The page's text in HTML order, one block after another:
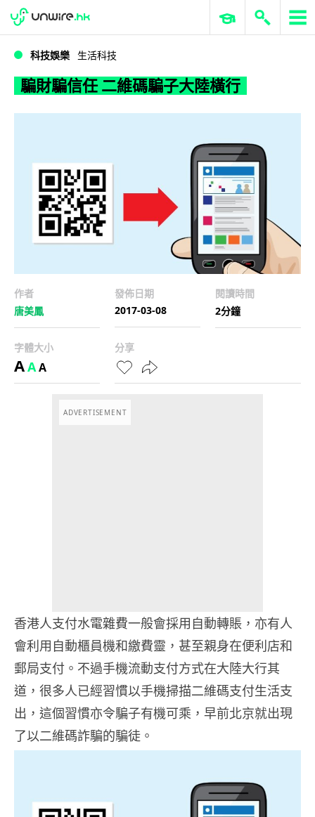
騙財騙信任 二維碼騙子大陸橫行
WWDC 2026 ERP 與商業 AI
科技娛樂 生活科技
騙財騙信任 二維碼騙子大陸橫行
作者
唐美鳳
發佈日期
2017-03-08
閱讀時間
2分鐘
字體大小
AAA
分享
ADVERTISEMENT
香港人支付水電雜費一般會採用自動轉賬，亦有人
會利用自動櫃員機和繳費靈，甚至親身在便利店和
郵局支付。不過手機流動支付方式在大陸大行其
道，很多人已經習慣以手機掃描二維碼支付生活支
出，這個習慣亦令騙子有機可乘，早前北京就出現
了以二維碼詐騙的騙徒。